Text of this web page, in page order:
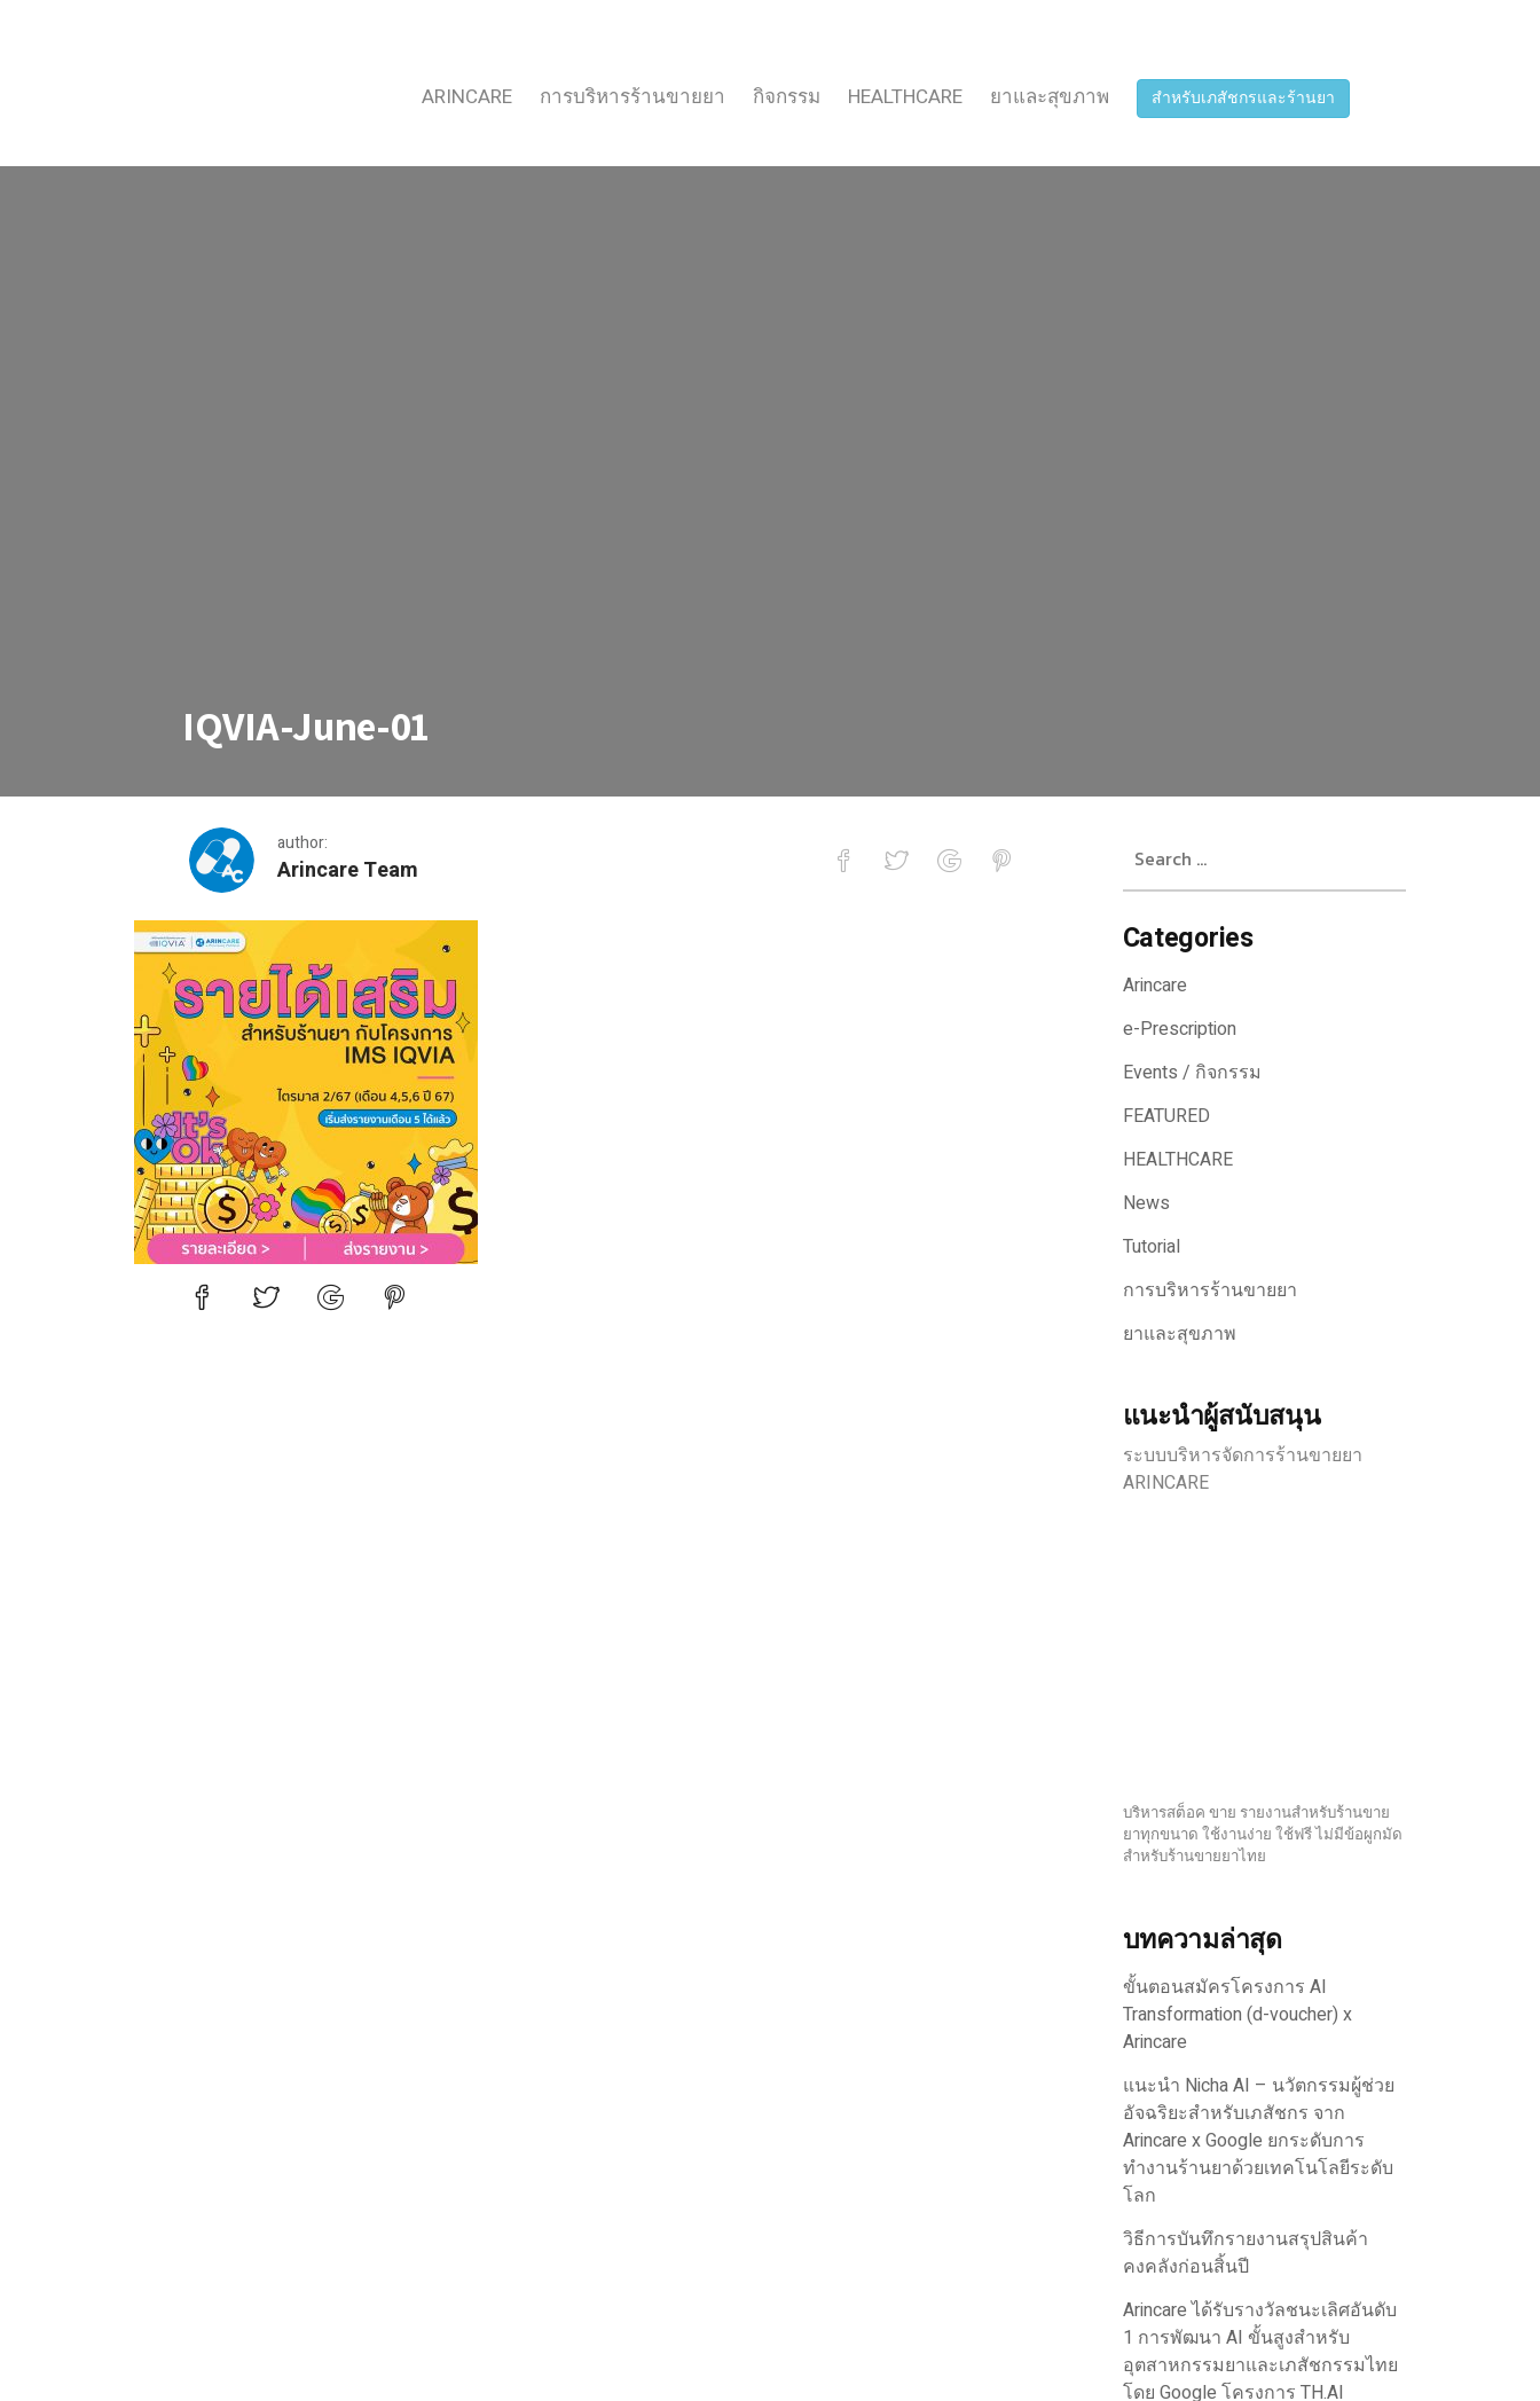
ARINCARE การบริหารร้านขายยา กิจกรรม HEALTHCARE ยาและสุขภาพ สำหรับเภสัชกรและร้านยา
IQVIA-June-01
author:
Arincare Team
IQVIA-June-01
for:
Categories
Arincare
e-Prescription
Events / กิจกรรม
FEATURED
HEALTHCARE
News
Tutorial
การบริหารร้านขายยา
ยาและสุขภาพ
แนะนำผู้สนับสนุน
ระบบบริหารจัดการร้านขายยา
ARINCARE
บริหารสต็อค ขาย รายงานสำหรับร้านขาย
ยาทุกขนาด ใช้งานง่าย ใช้ฟรี ไม่มีข้อผูกมัด
สำหรับร้านขายยาไทย
บทความล่าสุด
ขั้นตอนสมัครโครงการ AI
Transformation (d-voucher) x
Arincare
แนะนำ Nicha AI – นวัตกรรมผู้ช่วย
อัจฉริยะสำหรับเภสัชกร จาก
Arincare x Google ยกระดับการ
ทำงานร้านยาด้วยเทคโนโลยีระดับ
โลก
วิธีการบันทึกรายงานสรุปสินค้า
คงคลังก่อนสิ้นปี
Arincare ได้รับรางวัลชนะเลิศอันดับ
1 การพัฒนา AI ขั้นสูงสำหรับ
อุตสาหกรรมยาและเภสัชกรรมไทย
โดย Google โครงการ TH.AI